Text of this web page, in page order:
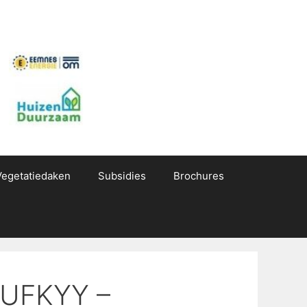
Subsidies Brochures
–